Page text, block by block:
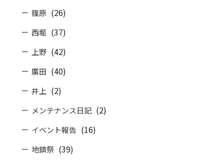
篠原 (26)
西堀 (37)
上野 (42)
廣田 (40)
井上 (2)
メンテナンス日記 (2)
イベント報告 (16)
地鎮祭 (39)